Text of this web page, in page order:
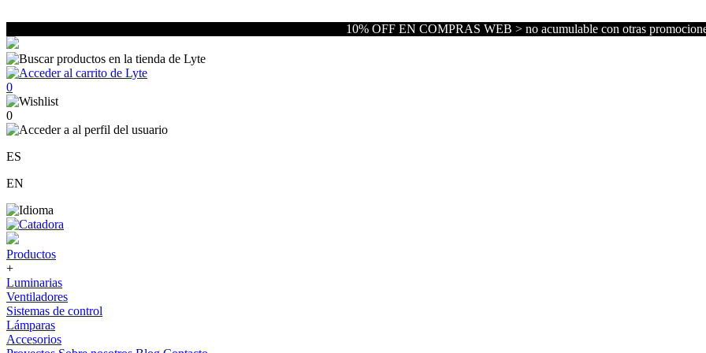
10% OFF EN COMPRAS WEB > no acumulable con otras
0
0
ES
EN
Productos
+
Luminarias
Ventiladores
Sistemas de control
Lámparas
Accesorios